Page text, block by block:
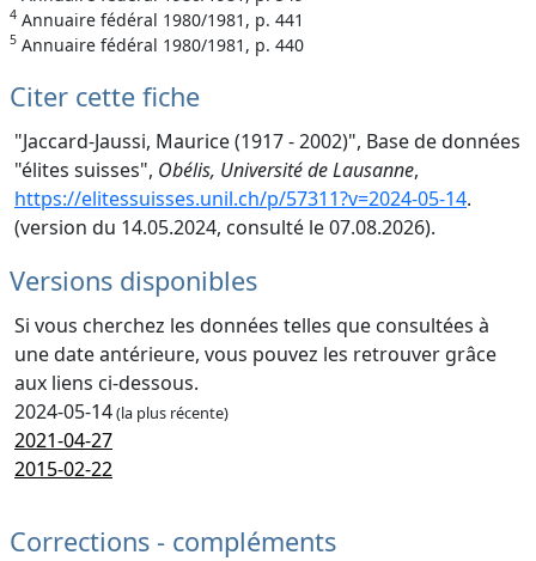
4 Annuaire fédéral 1980/1981, p. 441
5 Annuaire fédéral 1980/1981, p. 440
Citer cette fiche
"Jaccard-Jaussi, Maurice (1917 - 2002)", Base de données
"élites suisses", Obélis, Université de Lausanne,
https://elitessuisses.unil.ch/p/57311?v=2024-05-14.
(version du 14.05.2024, consulté le 07.08.2026).
Versions disponibles
Si vous cherchez les données telles que consultées à
une date antérieure, vous pouvez les retrouver grâce
aux liens ci-dessous.
2024-05-14(la plus récente)
2021-04-27
2015-02-22
Corrections - compléments